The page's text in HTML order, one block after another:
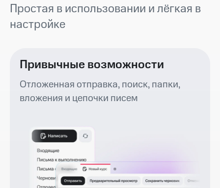
Простая в использовании и лёгкая в
настройке
Привычные возможности
Отложенная отправка, поиск, папки,
вложения и цепочки писем